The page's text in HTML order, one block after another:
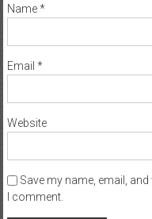
Name*
Email *
Website
Save my name, email,
I comment.